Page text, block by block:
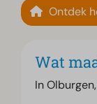
Ontdek
Wat
In